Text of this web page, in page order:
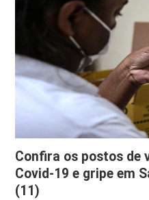
Confira os postos de
Covid-19 e gripe em
(11)